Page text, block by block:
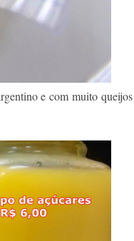
e com muito queijos